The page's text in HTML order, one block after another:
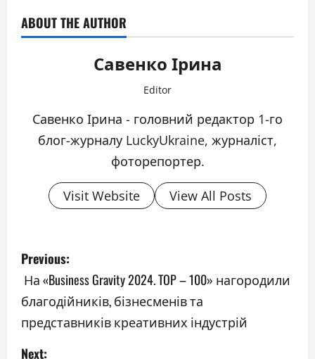
ABOUT THE AUTHOR
Савенко Ірина
Editor
Савенко Ірина - головний редактор 1-го
блог-журналу LuckyUkraine, журналіст,
фоторепортер.
Visit Website View All Posts
P
o
s
t
Previous:
На «Business Gravity 2024. TOP – 100» нагородили
благодійників, бізнесменів та
представників креативних індустрій
Next: